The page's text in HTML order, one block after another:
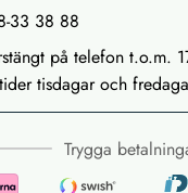
33 38 88
på telefon t.o.m.
tisdagar och
Trygga